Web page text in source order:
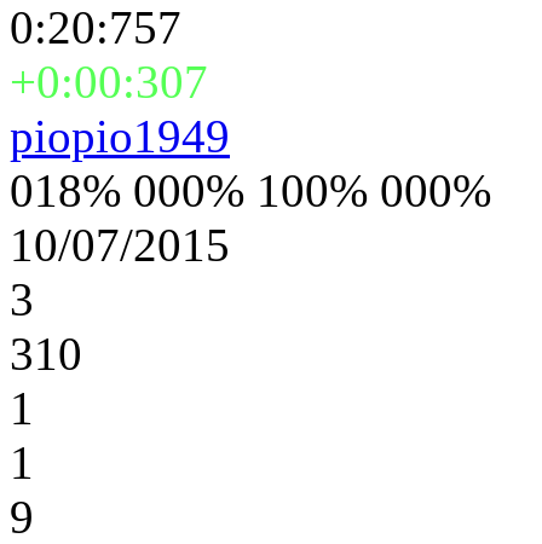
0:20:757
+0:00:307
piopio1949
018% 000% 100% 000%
10/07/2015
3
310
1
1
9